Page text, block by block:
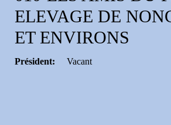
ELEVAGE DE
ET ENVIRONS
Président: Vacant